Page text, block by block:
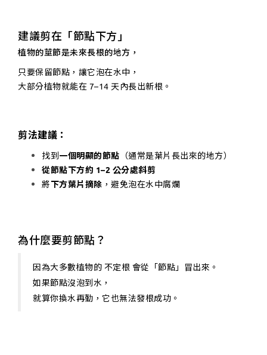
建議剪在「節點下方」
植物的莖節是未來長根的地方，
只要保留節點，讓它泡在水中，
大部分植物就能在 7–14 天內長出新根。
剪法建議：
找到 一個明顯的節點 （通常是葉片長出來的地方）
從節點下方約 1–2 公分處斜剪
將下方葉片摘除 ，避免泡在水中腐爛
為什麼要剪節點？
因為大多數植物的 不定根 會從「節點」冒出來。
如果節點沒泡到水，
就算你換水再勤，它也無法發根成功。